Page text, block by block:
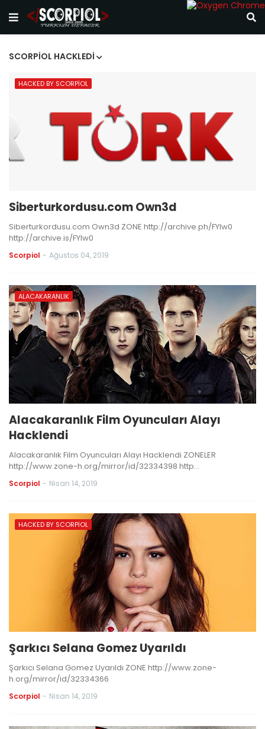
SCORPIOL HACKLEDI
HACKED BY SCORPIOL
Siberturkordusu.com Own3d
Siberturkordusu.com Own3d ZONE http://archive.ph/FYlw0
http://archive.is/FYlw0
Scorpiol - Ağustos 04, 2019
ALACAKARANLIK
Alacakaranlık Film Oyuncuları Alayı
Hacklendi
Alacakaranlık Film Oyuncuları Alayı Hacklendi ZONELER
http://www.zone-h.org/mirror/id/32334398 http…
Scorpiol - Nisan 14, 2019
HACKED BY SCORPIOL
Şarkıcı Selana Gomez Uyarıldı
Şarkıcı Selana Gomez Uyarıldı ZONE http://www.zone-
h.org/mirror/id/32334366
Scorpiol - Nisan 14, 2019